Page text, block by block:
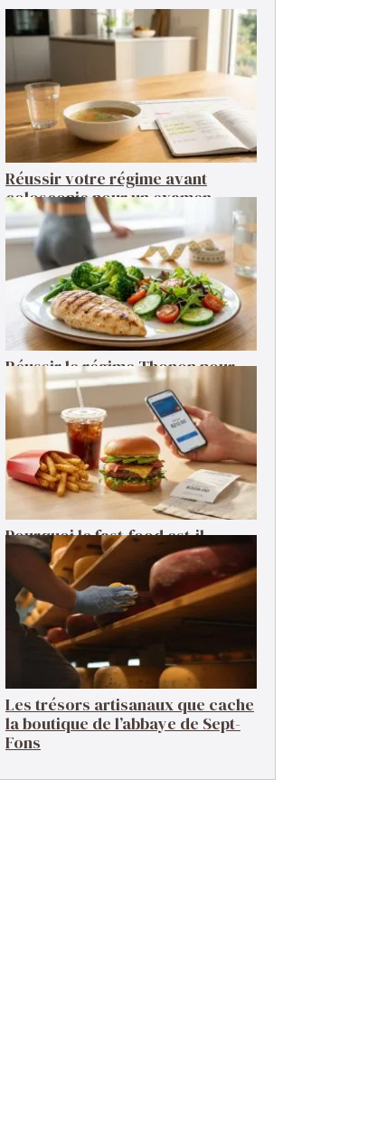
Réussir votre régime avant
coloscopie pour un examen
serein
Réussir le régime Thonon pour
perdre du poids rapidement
Pourquoi le fast-food est-il
devenu si cher ?
Les trésors artisanaux que cache
la boutique de l’abbaye de Sept-
Fons